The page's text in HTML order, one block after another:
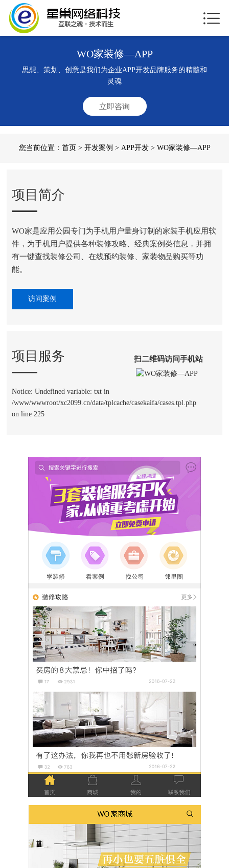
WO家装修—APP
思想、策划、创意是我们为企业APP开发品牌服务的精髓和
灵魂
立即咨询
您当前位置： 首页 > 开发案例 > APP开发> WO家装修—APP
项目简介
WO家是应用公园专门为手机用户量身订制的家装手机应用软
件，为手机用户提供各种装修攻略、经典案例类信息，并拥
有一键查找装修公司、在线预约装修、家装物品购买等功
能。
访问案例
项目服务
Notice: Undefined variable: txt in
/www/wwwroot/xc2099.cn/data/tplcache/casekaifa/cases.tpl.php
on line 225
扫二维码访问手机站